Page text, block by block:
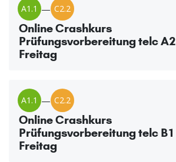
A1.1 — C2.2
Online Crashkurs
Prüfungsvorbereitung telc A2
Freitag
A1.1 — C2.2
Online Crashkurs
Prüfungsvorbereitung telc B1
Freitag